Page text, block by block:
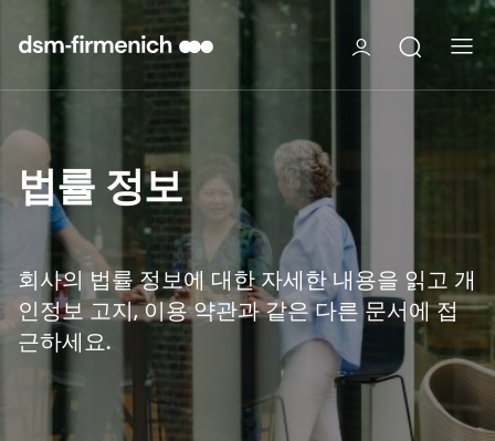
법률 정보
회사의 법률 정보에 대한 자세한 내용을 읽고 개
인정보 고지, 이용 약관과 같은 다른 문서에 접
근하세요.